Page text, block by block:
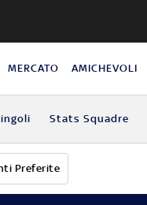
MERCATO AMICHEVOLI
Stats Squadre
Preferite